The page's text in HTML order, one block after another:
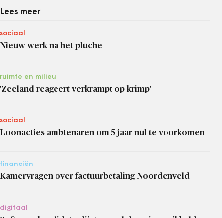
Lees meer
sociaal
Nieuw werk na het pluche
ruimte en milieu
'Zeeland reageert verkrampt op krimp'
sociaal
Loonacties ambtenaren om 5 jaar nul te voorkomen
financiën
Kamervragen over factuurbetaling Noordenveld
digitaal